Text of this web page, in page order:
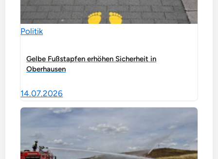
Politik
Gelbe Fußstapfen erhöhen Sicherheit in
Oberhausen
14.07.2026